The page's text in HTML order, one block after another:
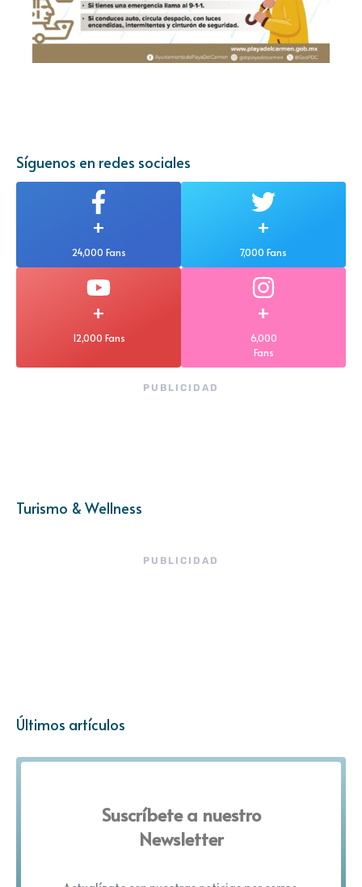
Síguenos en redes sociales
+
24,000 Fans
+
7,000 Fans
+
12,000 Fans
+
6,000
Fans
PUBLICIDAD
Turismo & Wellness
PUBLICIDAD
Últimos artículos
Suscríbete a nuestro
Newsletter